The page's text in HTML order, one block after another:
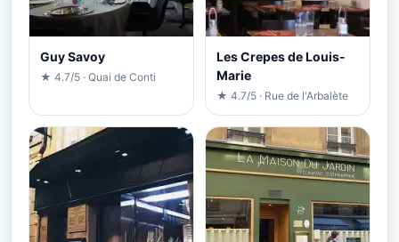
Guy Savoy
★ 4.7/5 · Quai de Conti
Les Crepes de Louis-
Marie
★ 4.7/5 · Rue de l'Arbalète